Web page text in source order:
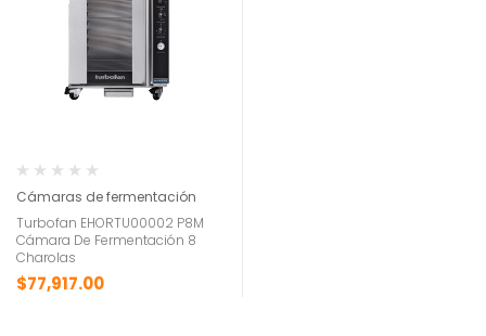
Cámaras de fermentación
Turbofan EHORTU00002 P8M
Cámara De Fermentación 8
Charolas
$77,917.00